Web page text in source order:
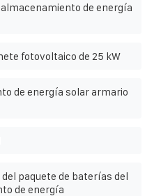
de energía
fotovoltaico de 25 kW
de energía solar armario
paquete de baterías del
de energía